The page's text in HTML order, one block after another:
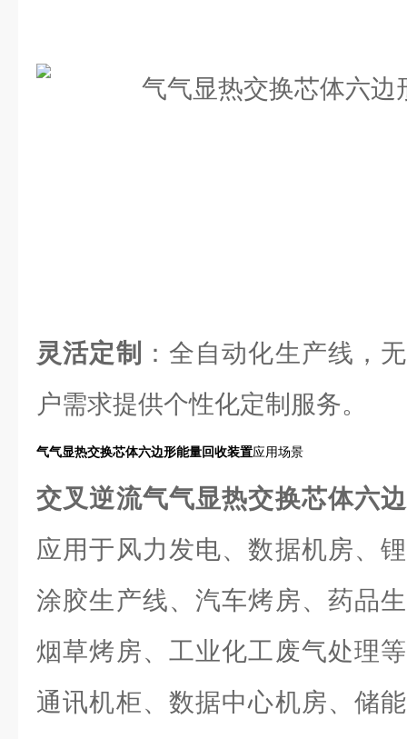
灵活定制
：全自动化生产线，
户需求提供个性化定制服务。
气气显热交换芯体六边形能量回收装置应用场景
交叉逆流气气显热交换芯体六
应用于风力发电、数据机房、
涂胶生产线、汽车烤房、药品
烟草烤房、工业化工废气处理
通讯机柜、数据中心机房、储